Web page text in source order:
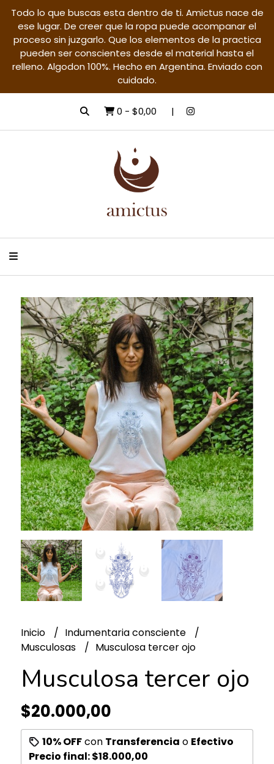
Todo lo que buscas esta dentro de ti. Amictus nace de
ese lugar. De creer que la ropa puede acompanar el
proceso sin juzgarlo. Que los elementos de la practica
pueden ser conscientes desde el material hasta el
relleno. Algodon 100%. Hecho en Argentina. Enviado con
cuidado.
0 - $0,00
Inicio
Indumentaria consciente
Musculosas
Musculosa tercer ojo
Musculosa tercer ojo
$20.000,00
10% OFFcon Transferencia o Efectivo
Precio final:$18.000,00